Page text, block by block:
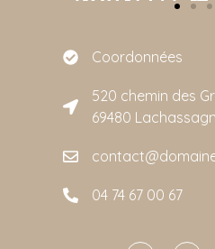
Coordonnées
520 chemin des
69480
04 74 67 00 67